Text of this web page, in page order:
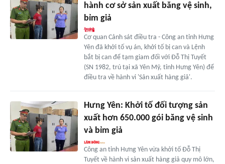
hành cơ sở sản xuất băng vệ sinh,
bỉm giả
Cơ quan Cảnh sát điều tra - Công an tỉnh Hưng
Yên đã khởi tố vụ án, khởi tố bị can và Lệnh
bắt bị can để tạm giam đối với Đỗ Thị Tuyết
(SN 1982, trú tại xã Yên Mỹ, tỉnh Hưng Yên) để
điều tra về hành vi 'Sản xuất hàng giả'.
Hưng Yên: Khởi tố đối tượng sản
xuất hơn 650.000 gói băng vệ sinh
và bỉm giả
Công an tỉnh Hưng Yên vừa khởi tố Đỗ Thị
Tuyết về hành vi sản xuất hàng giả quy mô lớn,